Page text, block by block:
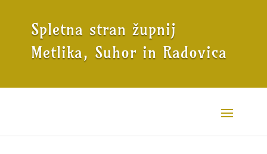
Spletna stran župnij
Metlika, Suhor in Radovica